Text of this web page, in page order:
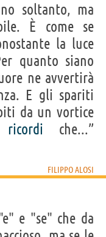
soltanto, ma
È come se
la luce
quanto siano
ne avvertirà
E gli spariti
da un vortice
ricordi che...”
FILIPPO ALOSI
e "se" che da